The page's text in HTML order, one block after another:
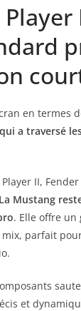
en termes
a traversé
II,
La Mustang
. Elle offre
parfait
et